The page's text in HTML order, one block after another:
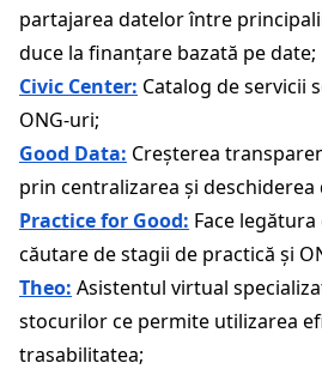
partajarea datelor între
duce la finanțare bazată pe date;
Civic Center: Catalog de servicii
ONG-uri;
Good Data: Creșterea
prin centralizarea și
Practice for Good: Face
căutare de stagii de practică și
Theo: Asistentul virtual
stocurilor ce permite utilizarea
trasabilitatea;